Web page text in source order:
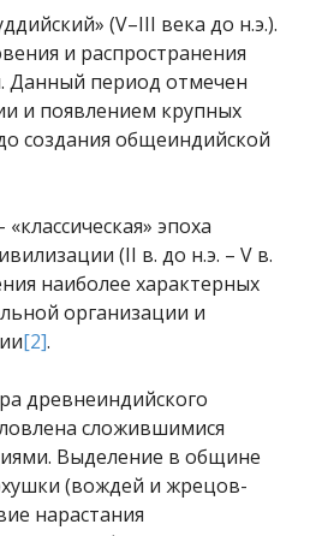
(V–III века до н.э.).
и распространения
Данный период отмечен
и появлением крупных
создания общеиндийской
эпоха
(II в. до н.э. – V в.
наиболее характерных
организации и
[2].
древнеиндийского
сложившимися
Выделение в общине
(вождей и жрецов-
нарастания